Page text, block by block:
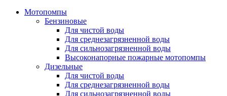
Мотопомпы
Бензиновые
Для чистой воды
Для среднезагрязненной воды
Для сильнозагрязненной воды
Высоконапорные пожарные мотопомпы
Дизельные
Для чистой воды
Для среднезагрязненной воды
Для сильнозагрязненной воды